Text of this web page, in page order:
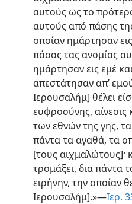
αυτούς ως το
αυτούς από πάσης
οποίαν ημάρτησαν
πάσας τας ανομίας
ημάρτησαν εις εμέ
απεστάτησαν απ’
Ιερουσαλήμ] θέλει
ευφροσύνης,
των εθνών της γης,
πάντα τα αγαθά, τα
[τους αιχμαλώτους]·
τρομάξει, δια πάντα
ειρήνην, την οποίαν
Ιερουσαλήμ].»—Ιερ.